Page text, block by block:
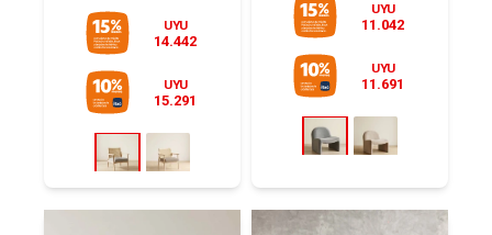
UYU
14.442
UYU
15.291
UYU
11.042
UYU
11.691